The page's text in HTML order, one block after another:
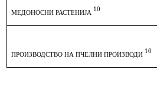
МЕДОНОСНИ РАСТЕНИЈА
10
ПРОИЗВОДСТВО НА ПЧЕЛНИ ПРОИЗВОДИ
10